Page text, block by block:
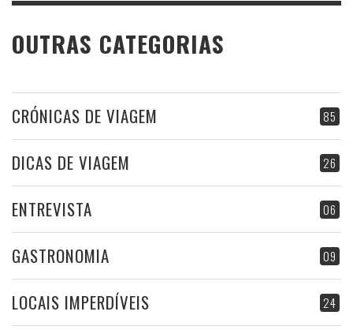
OUTRAS CATEGORIAS
85
CRÓNICAS DE VIAGEM
26
DICAS DE VIAGEM
06
ENTREVISTA
09
GASTRONOMIA
24
LOCAIS IMPERDÍVEIS